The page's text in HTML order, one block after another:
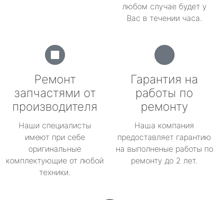
любом случае будет у
Вас в течении часа.
Ремонт
запчастями от
производителя
Наши специалисты
имеют при себе
оригинальные
комплектующие от любой
техники.
Гарантия на
работы по
ремонту
Наша компания
предоставляет гарантию
на выполненые работы по
ремонту до 2 лет.